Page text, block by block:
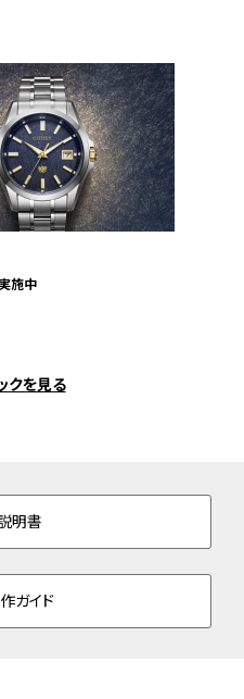
施中
クを見る
明書
ガイド